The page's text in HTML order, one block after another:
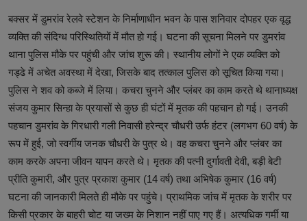
Privacy Policy
Cookies Policy
बक्सर में डुमरांव रेलवे स्टेशन के निर्माणाधीन भवन के पास शनिवार दोपहर एक वृद्ध
व्यक्ति की संदिग्ध परिस्थितियों में मौत हो गई। घटना की सूचना मिलने पर डुमरांव
थाना पुलिस मौके पर पहुंची और जांच शुरू की। स्थानीय लोगों ने एक व्यक्ति को
गड्ढे में अचेत अवस्था में देखा, जिसके बाद तत्काल पुलिस को सूचित किया गया।
पुलिस ने शव को कब्जे में लिया। कचरा चुनने और प्लंबर का काम करते थे थानाध्यक्ष
संजय कुमार सिन्हा के प्रयासों से कुछ ही घंटों में मृतक की पहचान हो गई। उनकी
पहचान डुमरांव के गिरधारी गली निवासी हरेन्द्र चौधरी उर्फ हंटर (लगभग 60 वर्ष) के
रूप में हुई, जो स्वर्गीय जनक चौधरी के पुत्र थे। वह कचरा चुनने और प्लंबर का
काम करके अपना जीवन यापन करते थे। मृतक की पत्नी दुर्गावती देवी, बड़ी बेटी
प्रीति कुमारी, और पुत्र प्रकाश कुमार (14 वर्ष) तथा अभिषेक कुमार (16 वर्ष)
घटना की जानकारी मिलते ही मौके पर पहुंचे। प्राथमिक जांच में मृतक के शरीर पर
किसी प्रकार के बाहरी चोट या जख्म के निशान नहीं पाए गए हैं। अत्यधिक गर्मी या